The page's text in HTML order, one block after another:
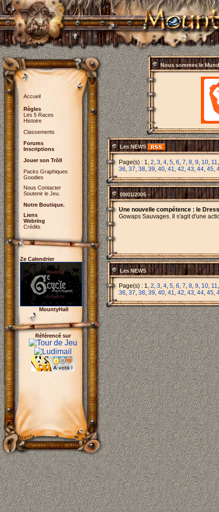
Accueil
Règles
Les 5 Races
Histoire
Classements
Forums
Inscriptions
Jouer son Trõll
Packs Graphiques
Goodies
Nous Contacter
Soutenir le Jeu.
Notre Boutique.
Liens
Webring
Crédits
Ze Calendrier
MountyHall
Référencé sur
Nous sommes le
Les NEWS
Page(s) : 1, 2, 3, 4, 5, 6, 7, 8, 9, 10, 11
36, 37, 38, 39, 40, 41, 42, 43, 44, 45,
09/01/2005 -
Une nouvelle compétence : le
Gowaps Sauvages. Il s'agit d'une
Les NEWS
Page(s) : 1, 2, 3, 4, 5, 6, 7, 8, 9, 10, 11
36, 37, 38, 39, 40, 41, 42, 43, 44, 45,